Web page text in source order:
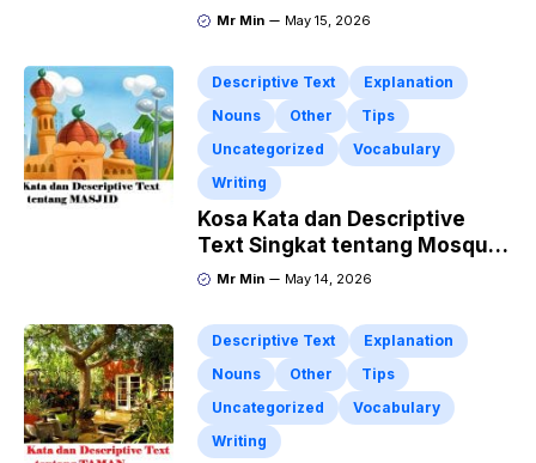
atau Pasar
Mr Min May 15, 2026
Descriptive Text
Explanation
Nouns
Other
Tips
Uncategorized
Vocabulary
Writing
Kosa Kata dan Descriptive
Text Singkat tentang Mosque
atau Masjid
Mr Min May 14, 2026
Descriptive Text
Explanation
Nouns
Other
Tips
Uncategorized
Vocabulary
Writing